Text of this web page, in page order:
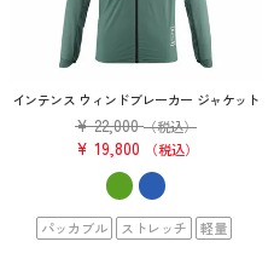
インテンス ウィンドブレーカー ジャケット
¥ 22,000 （税込）
¥ 19,800 税込
パッカブル ストレッチ 軽量